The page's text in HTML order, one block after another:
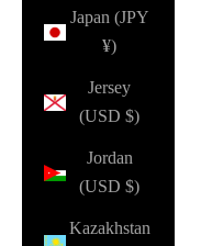
Japan (JPY
¥)
Jersey
(USD $)
Jordan
(USD $)
Kazakhstan